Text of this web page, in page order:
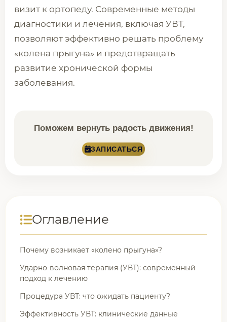
визит к ортопеду. Современные методы
диагностики и лечения, включая УВТ,
позволяют эффективно решать проблему
«колена прыгуна» и предотвращать
развитие хронической формы
заболевания.
Поможем вернуть радость движения!
ЗАПИСАТЬСЯ
Оглавление
Почему возникает «колено прыгуна»?
Ударно-волновая терапия (УВТ): современный
подход к лечению
Процедура УВТ: что ожидать пациенту?
Эффективность УВТ: клинические данные